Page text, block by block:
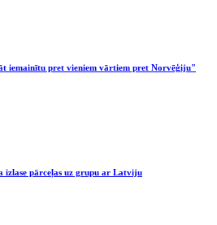
iemainītu pret vieniem vārtiem pret Norvēģiju"
izlase pārceļas uz grupu ar Latviju